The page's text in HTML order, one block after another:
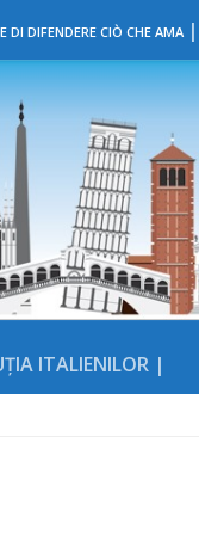
DI DIFENDERE CIÒ CHE AMA |
ITALIENILOR |